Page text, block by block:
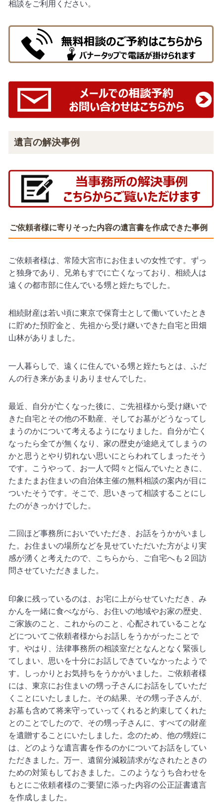
相談をご利用ください。
遺言の解決事例
ご依頼者様に寄りそった内容の遺言書を作成できた事例
ご依頼者様は、常陸大宮市にお住まいの女性です。ずっ
と独身であり、兄弟もすでに亡くなっており、相続人は
遠くの都市部に住んでいる甥と姪たちでした。
相続財産は若い頃に東京で保育士として働いていたとき
に貯めた預貯金と、先祖から受け継いできた自宅と田畑
山林がありました。
一人暮らしで、遠くに住んでいる甥と姪たちとは、ふだ
んの行き来があまりありませんでした。
最近、自分が亡くなった後に、ご先祖様から受け継いで
きた自宅とその他の不動産、そしてお墓がどうなってし
まうのかについて考えるようになりました。自分が亡く
なったら全てが無くなり、家の歴史が途絶えてしまうの
かと思うとやり切れない思いにとらわれてしまったそう
です。こうやって、お一人で悶々と悩んでいたときに、
たまたまお住まいの自治体主催の無料相談の案内が目に
ついたそうです。そこで、思いきって相談することにし
たのがきっかけでした。
二回ほど事務所においでいただき、お話をうかがいまし
た。お住まいの場所などを見せていただいた方がより実
感が湧くと考えたので、こちらから、ご自宅へも２回訪
問させていただきました。
印象に残っているのは、お宅に上がらせていただき、み
かんを一緒に食べながら、お住いの地域やお家の歴史、
ご家族のこと、これからのこと、心配されていることな
どについてご依頼者様からお話しをうかがったことで
す。やはり、法律事務所の相談室だとなんとなく緊張し
てしまい、思いを十分にお話しできていなかったようで
す。しっかりとお気持ちをうかがいました。ご依頼者様
には、東京にお住まいの甥っ子さんにお話をしていただ
くことにいたしました。その結果、その甥っ子さんが、
お墓も含めて将来守っていってくれると約束してくれた
とのことでしたので、その甥っ子さんに、すべての財産
を遺贈することにいたしました。念のため、他の甥姪に
は、どのような遺言書を作るのかについてお話をしてい
ただきました。万一、遺留分減殺請求がなされたときの
ための対策もしておきました。このようなうち合わせを
もとにご依頼者様のご要望に添った内容の公正証書遺言
を作成しました。